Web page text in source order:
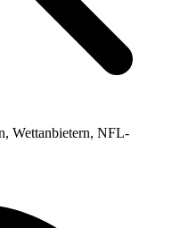
Wettanbietern, NFL-